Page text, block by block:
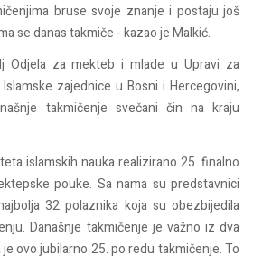
bruse svoje znanje i postaju još
se danas takmiče - kazao je Malkić.
Odjela za mekteb i mlade u Upravi za
zajednice u Bosni i Hercegovini,
takmičenje svečani čin na kraju
islamskih nauka realizirano 25. finalno
pouke. Sa nama su predstavnici
32 polaznika koja su obezbijedila
Današnje takmičenje je važno iz dva
ovo jubilarno 25. po redu takmičenje. To